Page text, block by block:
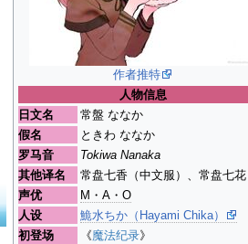
作者推特
人物信息
日文名
常盤 ななか
假名
ときわ ななか
罗马音
Tokiwa Nanaka
其他译名
常盘七香（中文服）、常盘七花
声优
M・A・O
人设
鮠水ちか（Hayami Chika）
初登场
《魔法纪录》